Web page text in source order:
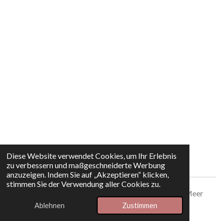
Diese Website verwendet Cookies, um Ihr Erlebnis
zu verbessern und maßgeschneiderte Werbung
anzuzeigen. Indem Sie auf „Akzeptieren“ klicken,
stimmen Sie der Verwendung aller Cookies zu.
Ablehnen Zustimmen
© 2024 - 2026 Wunderzauberwolle - Nähkästchen & Meer
Mit Unterstützung von